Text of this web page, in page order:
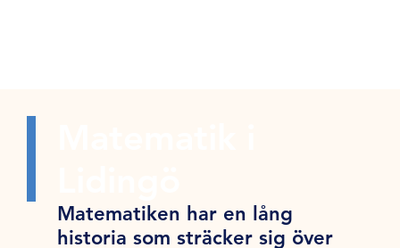
Matematiken har en lång
historia som sträcker sig över